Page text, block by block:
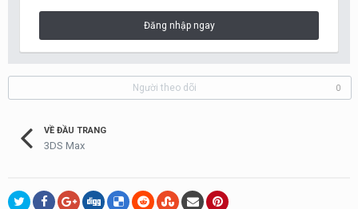
Đăng nhập ngay
Người theo dõi 0
VỀ ĐẦU TRANG
3DS Max